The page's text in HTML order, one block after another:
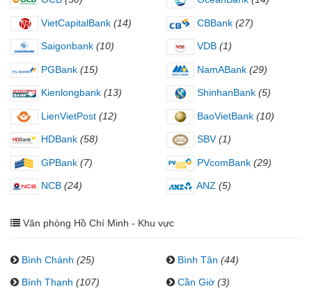
VietCapitalBank (14) CBBank (27)
Saigonbank (10) VDB (1)
PGBank (15) NamABank (29)
Kienlongbank (13) ShinhanBank (5)
LienVietPost (12) BaoVietBank (10)
HDBank (58) SBV (1)
GPBank (7) PVcomBank (29)
NCB (24) ANZ (5)
Văn phòng Hồ Chí Minh - Khu vực
Bình Chánh (25) Bình Tân (44)
Bình Thạnh (107) Cần Giờ (3)